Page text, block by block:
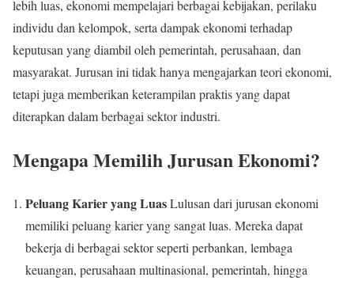
lebih luas, ekonomi mempelajari berbagai kebijakan, perilaku
individu dan kelompok, serta dampak ekonomi terhadap
keputusan yang diambil oleh pemerintah, perusahaan, dan
masyarakat. Jurusan ini tidak hanya mengajarkan teori ekonomi,
tetapi juga memberikan keterampilan praktis yang dapat
diterapkan dalam berbagai sektor industri.
Mengapa Memilih Jurusan Ekonomi?
Peluang Karier yang LuasLulusan dari jurusan ekonomi
memiliki peluang karier yang sangat luas. Mereka dapat
bekerja di berbagai sektor seperti perbankan, lembaga
keuangan, perusahaan multinasional, pemerintah, hingga